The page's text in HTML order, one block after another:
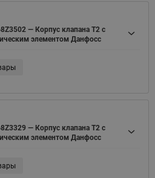
— Корпус клапана T2 с
элементом Данфосс
— Корпус клапана T2 с
элементом Данфосс